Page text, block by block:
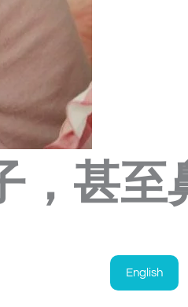
，甚至
English